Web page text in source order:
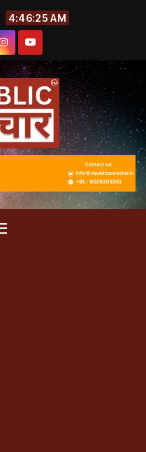
4:46:26 AM